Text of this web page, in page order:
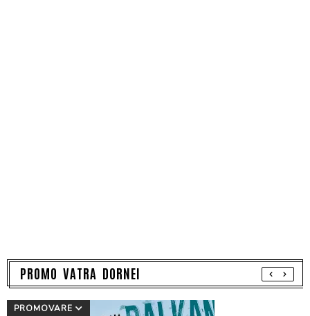
PROMO VATRA DORNEI
PROMOVARE